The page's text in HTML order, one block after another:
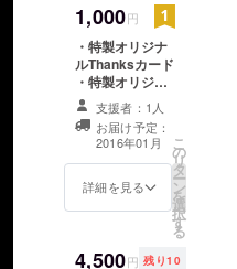
1,000円
・特製オリジナ
ルThanksカード
・特製オリジナ
ルカンバッジ
支援者：1人
お届け予定：
2016年01月
詳細を見る
こ
の
リ
タ
ー
ン
を
選
択
す
る
4,500円 残り10